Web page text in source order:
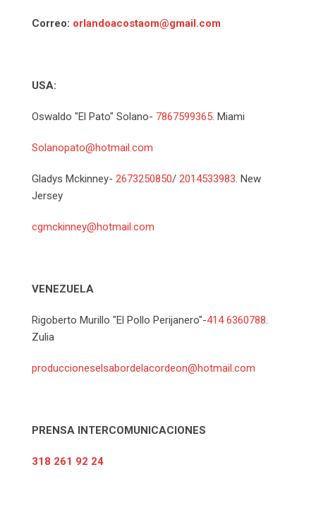
Correo: orlandoacostaom@gmail.com
USA:
Oswaldo "El Pato" Solano- 7867599365. Miami
Solanopato@hotmail.com
Gladys Mckinney- 2673250850/ 2014533983. New
Jersey
cgmckinney@hotmail.com
VENEZUELA
Rigoberto Murillo "El Pollo Perijanero"-414 6360788.
Zulia
produccioneselsabordelacordeon@hotmail.com
PRENSA INTERCOMUNICACIONES
318 261 92 24